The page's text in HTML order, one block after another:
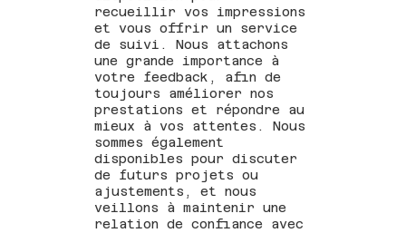
recueillir vos impressions
et vous offrir un service
de suivi. Nous attachons
une grande importance à
votre feedback, afin de
toujours améliorer nos
prestations et répondre au
mieux à vos attentes. Nous
sommes également
disponibles pour discuter
de futurs projets ou
ajustements, et nous
veillons à maintenir une
relation de confiance avec